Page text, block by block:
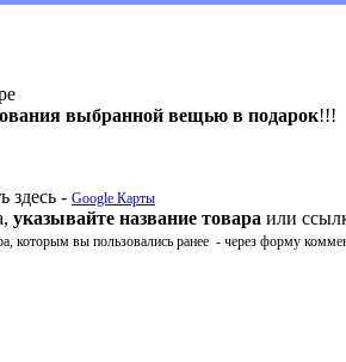
выбранной вещью в подарок!!!
здесь - Google Карты
указывайте название товара или
которым вы пользовались ранее - через форму